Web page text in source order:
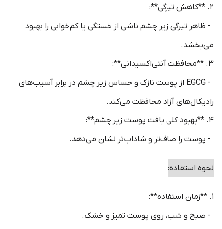
2. **کاهش تیرگی**:
- ظاهر تیرگی زیر چشم ناشی از خستگی یا کم‌خوابی را بهبود
می‌بخشد.
3. **محافظت آنتی‌اکسیدانی**:
- EGCG از پوست نازک و حساس زیر چشم در برابر آسیب‌های
رادیکال‌های آزاد محافظت می‌کند.
4. **بهبود کلی بافت پوست زیر چشم**:
- پوست را صاف‌تر و شاداب‌تر نشان می‌دهد.
نحوه استفاده:
1. **زمان استفاده**:
- صبح و شب، روی پوست تمیز و خشک.